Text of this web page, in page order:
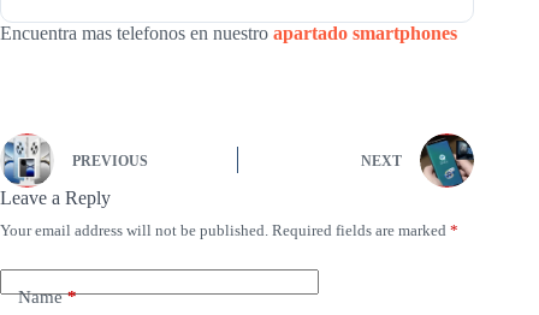
Encuentra mas telefonos en nuestro apartado smartphones
PREVIOUS NEXT
Leave a Reply
Your email address will not be published. Required fields are marked *
Name*